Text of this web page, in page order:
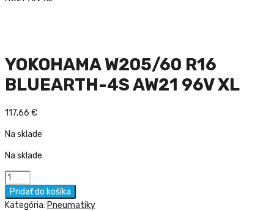
YOKOHAMA W205/60 R16
BLUEARTH-4S AW21 96V XL
117,66 €
Na sklade
Na sklade
množstvo
YOKOHAMA
W205/60
Pridať do košíka
Kategória: Pneumatiky